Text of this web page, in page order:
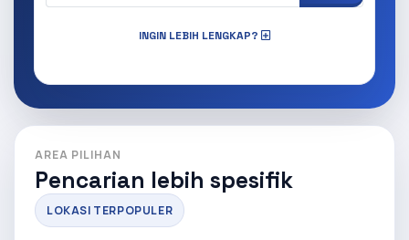
INGIN LEBIH LENGKAP?
AREA PILIHAN
Pencarian lebih spesifik
LOKASI TERPOPULER